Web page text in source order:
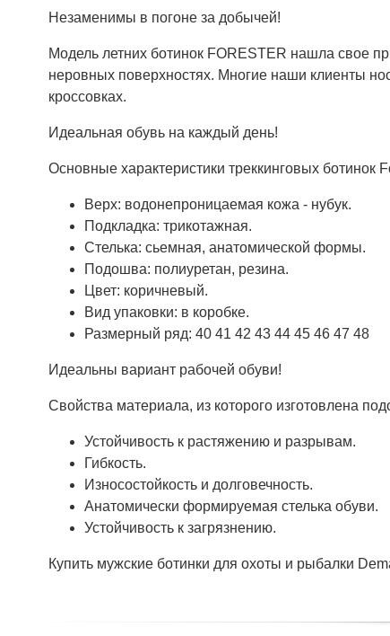
Незаменимы в погоне за добычей!
Модель летних ботинок FORESTER нашла свое
неровных поверхностях. Многие наши клиенты
кроссовках.
Идеальная обувь на каждый день!
Основные характеристики треккинговых ботинок
Верх: водонепроницаемая кожа - нубук.
Подкладка: трикотажная.
Стелька: сьемная, анатомической формы.
Подошва: полиуретан, резина.
Цвет: коричневый.
Вид упаковки: в коробке.
Размерный ряд: 40 41 42 43 44 45 46 47 48
Идеальны вариант рабочей обуви!
Свойства материала, из которого изготовлена
Устойчивость к растяжению и разрывам.
Гибкость.
Износостойкость и долговечность.
Анатомически формируемая стелька обуви.
Устойчивость к загрязнению.
Купить мужские ботинки для охоты и рыбалки